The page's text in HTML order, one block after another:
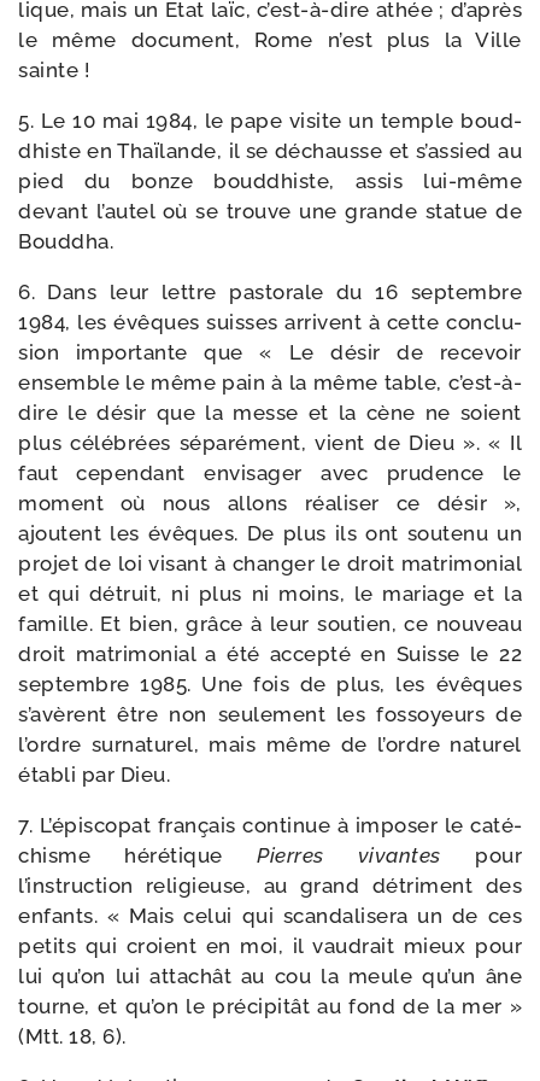
lique, mais un Etat laïc, c’est-à-dire athée ; d’après
le même docu­ment, Rome n’est plus la Ville
sainte !
5. Le 10 mai 1984, le pape visite un temple boud­
dhiste en Thaïlande, il se déchausse et s’assied au
pied du bonze boud­dhiste, assis lui-​même
devant l’autel où se trouve une grande sta­tue de
Bouddha.
6. Dans leur lettre pas­to­rale du 16 sep­tembre
1984, les évêques suisses arrivent à cette conclu­
sion impor­tante que « Le désir de rece­voir
ensemble le même pain à la même table, c’est-à-
dire le désir que la messe et la cène ne soient
plus célé­brées sépa­ré­ment, vient de Dieu ». « Il
faut cepen­dant envi­sa­ger avec pru­dence le
moment où nous allons réa­li­ser ce désir »,
ajoutent les évêques. De plus ils ont sou­te­nu un
pro­jet de loi visant à chan­ger le droit matri­mo­nial
et qui détruit, ni plus ni moins, le mariage et la
famille. Et bien, grâce à leur sou­tien, ce nou­veau
droit matri­mo­nial a été accep­té en Suisse le 22
sep­tembre 1985. Une fois de plus, les évêques
s’avèrent être non seule­ment les fos­soyeurs de
l’ordre sur­na­tu­rel, mais même de l’ordre natu­rel
éta­bli par Dieu.
7. L’épiscopat fran­çais conti­nue à impo­ser le caté­
chisme héré­tique Pierres vivantes pour
l’instruction reli­gieuse, au grand détri­ment des
enfants. « Mais celui qui scan­da­li­se­ra un de ces
petits qui croient en moi, il vau­drait mieux pour
lui qu’on lui atta­chât au cou la meule qu’un âne
tourne, et qu’on le pré­ci­pi­tât au fond de la mer »
(Mtt. 18, 6).